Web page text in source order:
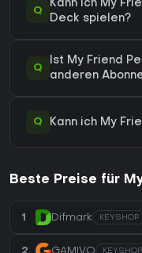
Q
Kann ich My
Deck spielen?
Q
Ist My Friend
anderen
Q Kann ich My
Beste Preise für
1 Difmark KEYSHOP
2 GAMIVO KEYSHOP